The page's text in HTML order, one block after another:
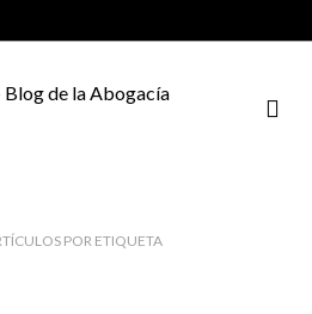
PORETIQUETA